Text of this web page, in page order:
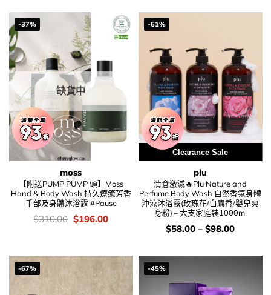
$148.00. $108.00.
-37%
缺貨中
moss
【附送PUMP PUMP 頭】Moss
Hand & Body Wash 持久療癒芳香
手部及身體沐浴露 #Pause
價
錢：
$310.00 Original
price
$196.00Current
-61%
Clearance Sale
plu
清倉激減🔥Plu Nature and
Perfume Body Wash 自然香氛身體
沖涼沐浴露(玫瑰花/白麝香/嬰兒爽
身粉) – 大支家庭裝1000ml
價
錢：
$58.00 – $98.00
-67% -45%